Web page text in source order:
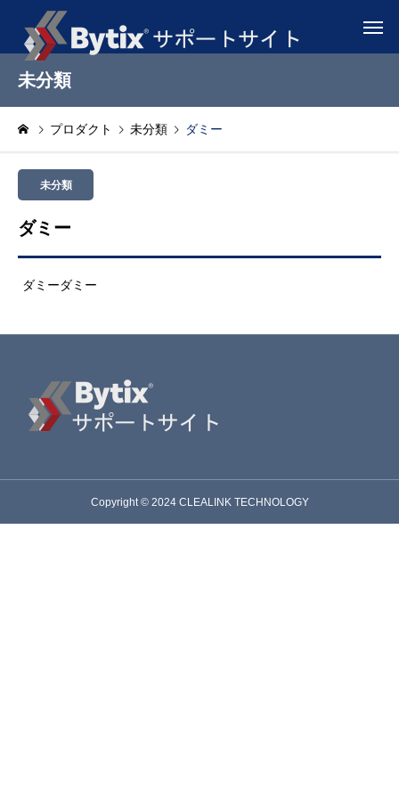
未分類
プロダクト 未分類 ダミー
未分類
ダミー
ダミーダミー
Copyright © 2024 CLEALINK TECHNOLOGY